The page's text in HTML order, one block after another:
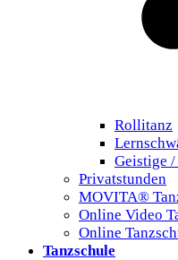
Rollitanz
Geistige
Privatstunden
MOVITA®
Online Video
Online
Tanzschule